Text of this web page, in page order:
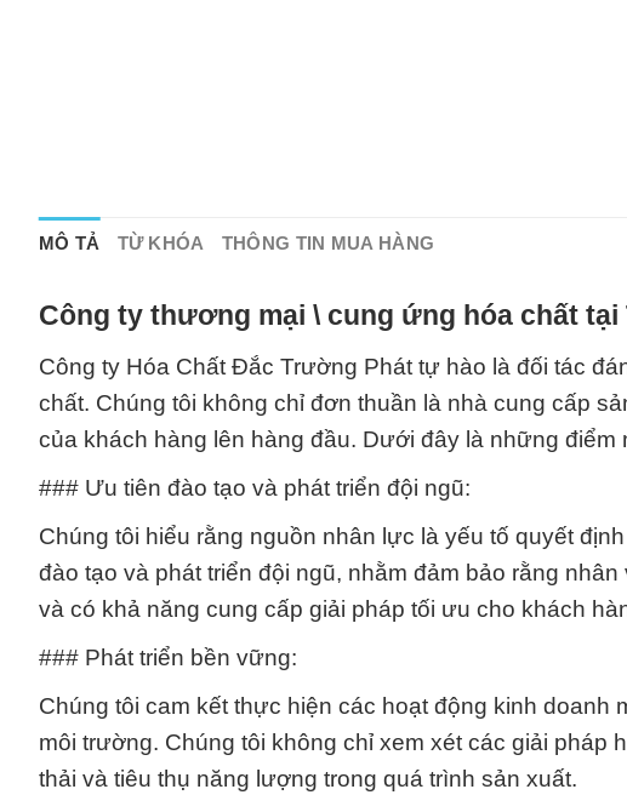
MÔ TẢ TỪ KHÓA THÔNG TIN MUA HÀNG
Công ty thương mại \ cung ứng hóa chất tại
Công ty Hóa Chất Đắc Trường Phát tự hào là đối tác
chất. Chúng tôi không chỉ đơn thuần là nhà cung cấp
của khách hàng lên hàng đầu. Dưới đây là những điểm
### Ưu tiên đào tạo và phát triển đội ngũ:
Chúng tôi hiểu rằng nguồn nhân lực là yếu tố quyết
đào tạo và phát triển đội ngũ, nhằm đảm bảo rằng
và có khả năng cung cấp giải pháp tối ưu cho khách
### Phát triển bền vững:
Chúng tôi cam kết thực hiện các hoạt động kinh
môi trường. Chúng tôi không chỉ xem xét các giải pháp
thải và tiêu thụ năng lượng trong quá trình sản xuất.